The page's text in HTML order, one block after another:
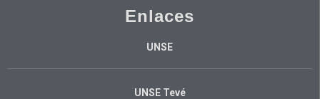
Enlaces
UNSE
UNSE Tevé